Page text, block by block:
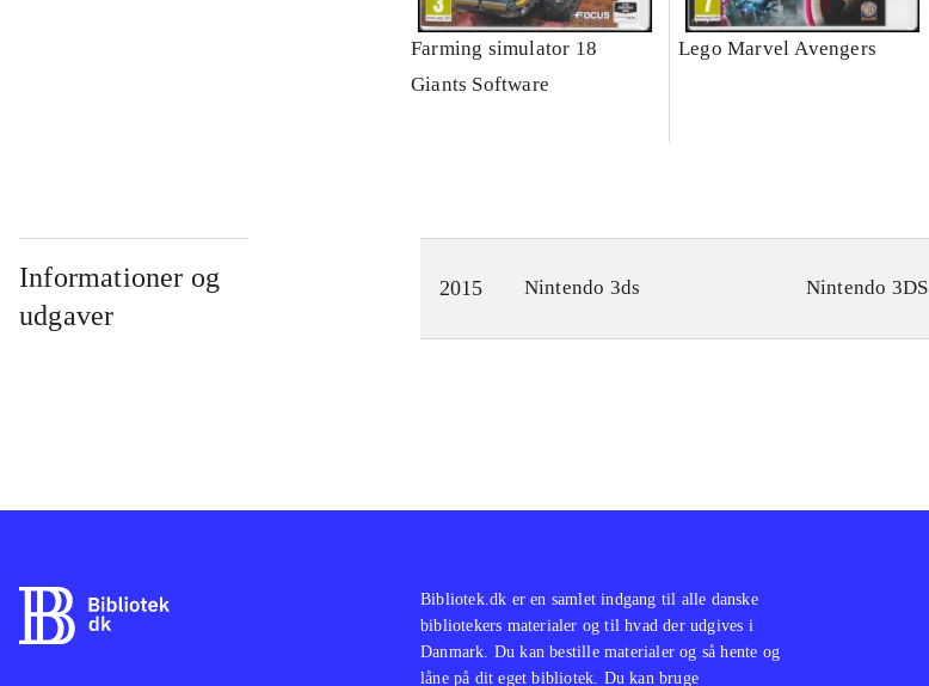
Farming simulator 18
Giants Software
Lego Marvel Avengers
Informationer og
udgaver
2015 Nintendo 3ds Nintendo 3DS
Bibliotek.dk er en samlet indgang til alle danske
bibliotekers materialer og til hvad der udgives i
Danmark. Du kan bestille materialer og så hente og
låne på dit eget bibliotek. Du kan bruge